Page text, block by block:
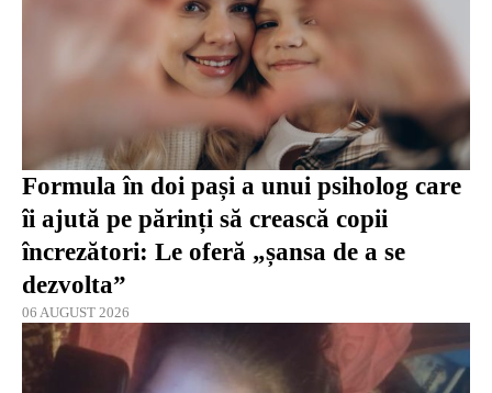
Formula în doi pași a unui psiholog care
îi ajută pe părinți să crească copii
încrezători: Le oferă „șansa de a se
dezvolta”
06 AUGUST 2026